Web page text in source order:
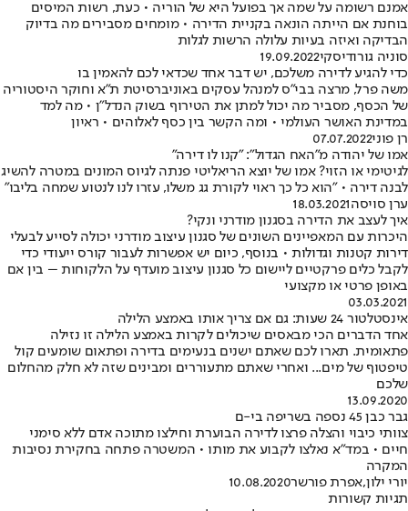
אמנם רשומה על שמה אך בפועל היא של הוריה • כעת, רשות המיסים
בוחנת אם הייתה הונאה בקניית הדירה • מומחים מסבירים מה בדיוק
הבדיקה ואיזה בעיות עלולה הרשות לגלות
סוניה גורודיסקי19.09.2022
כדי להגיע לדירה משלכם, יש דבר אחד שכדאי לכם להאמין בו
משה פרל, מרצה בבי"ס למנהל עסקים באוניברסיטת ת"א וחוקר היסטוריה
של הכסף, מסביר מה יכול למתן את הטירוף בשוק הנדל"ן • מה למד
במדינת האושר העולמי • ומה הקשר בין כסף לאלוהים • ראיון
רן פוני07.07.2022
אמו של יהודה מ"האח הגדול": "קנו לו דירה"
לגיטימי או הזוי? אמו של יוצא הריאליטי פנתה לגיוס המונים במטרה להשיג
לבנה דירה • "הוא כל כך ראוי לקורת גג משלו, עזרו לנו לנטוע שמחה בליבו"
ערן סויסה18.03.2021
איך לעצב את הדירה בסגנון מודרני ונקי?
היכרות עם המאפיינים השונים של סגנון עיצוב מודרני יכולה לסייע לבעלי
דירות קטנות וגדולות • בנוסף, כיום יש אפשרות לעבור קורס ייעודי כדי
לקבל כלים פרקטיים ליישום כל סגנון עיצוב מועדף על הלקוחות – בין אם
באופן פרטי או מקצועי
03.03.2021
אינסטלטור 24 שעות: גם אם צריך אותו באמצע הלילה
אחד הדברים הכי מבאסים שיכולים לקרות באמצע הלילה זו נזילה
פתאומית. תארו לכם שאתם ישנים בנעימים בדירה ופתאום שומעים קול
טיפטוף של מים... ואחרי שאתם מתעוררים ומבינים שזה לא חלק מהחלום
שלכם
13.09.2020
גבר כבן 45 נספה בשריפה בי-ם
צוותי כיבוי והצלה פרצו לדירה הבוערת וחילצו מתוכה אדם ללא סימני
חיים • במד"א נאלצו לקבוע את מותו • המשטרה פתחה בחקירת נסיבות
המקרה
יורי ילון,אפרת פורשר10.08.2020
תגיות קשורות